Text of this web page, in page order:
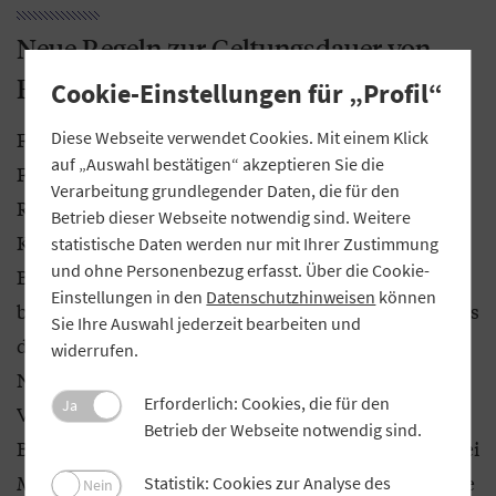
Neue Regeln zur Geltungsdauer von
Bescheinigungen
Für die Bescheinigungen zur Erhöhung der
Freibeträge werden mit der Reform auch
Regelungen über deren Geltungsdauer eingefügt.
Künftig ist klargestellt, dass die Bank befristete
Bescheinigungen für die Dauer der Befristung
beachten muss. Unbefristete Bescheinigungen muss
die Bank für die Dauer von zwei Jahren beachten.
Nach Ablauf von zwei Jahren kann die Bank die
Vorlage einer neuen Bescheinigung verlangen. Die
Bank muss dies dem Kontoinhaber mindestens zwei
Monate vor dem Zeitpunkt, ab dem sie die bisherige
Cookie-Einstellungen für „Profil“
Diese Webseite verwendet Cookies. Mit einem Klick
auf „Auswahl bestätigen“ akzeptieren Sie die
Verarbeitung grundlegender Daten, die für den
Betrieb dieser Webseite notwendig sind. Weitere
statistische Daten werden nur mit Ihrer Zustimmung
und ohne Personenbezug erfasst. Über die Cookie-
Einstellungen in den Datenschutzhinweisen können
Sie Ihre Auswahl jederzeit bearbeiten und
widerrufen.
Ja
Erforderlich: Cookies, die für den
Betrieb der Webseite notwendig sind.
Nein
Statistik: Cookies zur Analyse des